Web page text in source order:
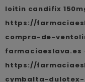
loitin candifix
https://
compra-de-
farmaciaeslava.es
https://
cymbalta-